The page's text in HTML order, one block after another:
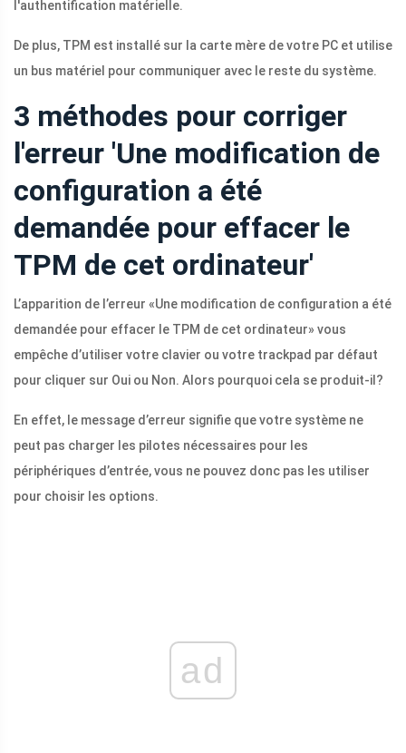
l'authentification matérielle.
De plus, TPM est installé sur la carte mère de votre PC et utilise
un bus matériel pour communiquer avec le reste du système.
3 méthodes pour corriger
l'erreur 'Une modification de
configuration a été
demandée pour effacer le
TPM de cet ordinateur'
L’apparition de l’erreur «Une modification de configuration a été
demandée pour effacer le TPM de cet ordinateur» vous
empêche d’utiliser votre clavier ou votre trackpad par défaut
pour cliquer sur Oui ou Non. Alors pourquoi cela se produit-il?
En effet, le message d’erreur signifie que votre système ne
peut pas charger les pilotes nécessaires pour les
périphériques d’entrée, vous ne pouvez donc pas les utiliser
pour choisir les options.
ad